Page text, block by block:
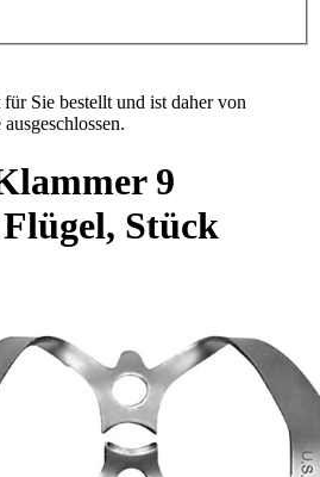
Sie bestellt und ist daher von
9
Stück